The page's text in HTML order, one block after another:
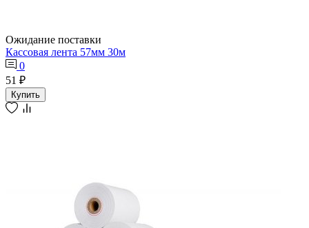
Ожидание поставки
Кассовая лента 57мм 30м
0
51 ₽
Купить